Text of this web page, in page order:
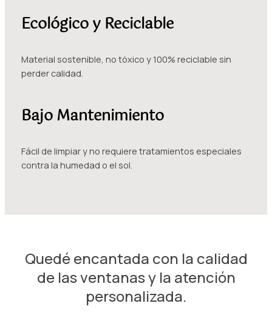
Ecológico y Reciclable
Material sostenible, no tóxico y 100% reciclable sin
perder calidad.
Bajo Mantenimiento
Fácil de limpiar y no requiere tratamientos especiales
contra la humedad o el sol.
Quedé encantada con la calidad
de las ventanas y la atención
personalizada.